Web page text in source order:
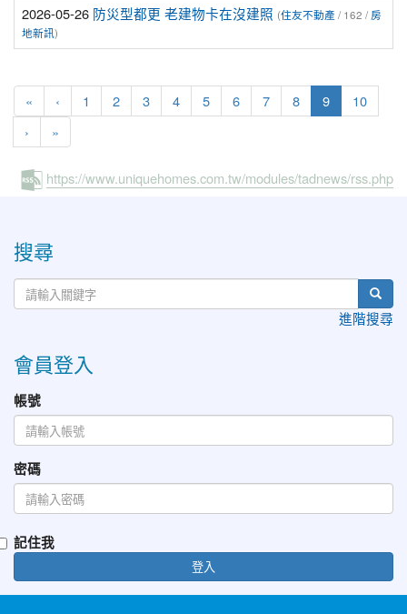
2026-05-26 防災型都更 老建物卡在沒建照 (住友不動產 / 162 / 房
地新訊)
« ‹ 1 2 3 4 5 6 7 8 9(current)
10
›
»
https://www.uniquehomes.com.tw/modules/tadnews/rss.php
搜尋
進階搜尋
會員登入
帳號
密碼
記住我
登入